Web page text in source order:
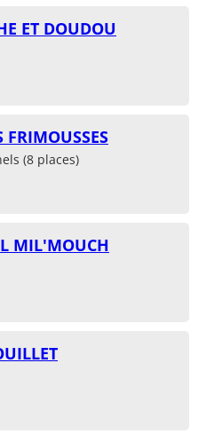
ET DOUDOU
FRIMOUSSES
(8 places)
MIL'MOUCH